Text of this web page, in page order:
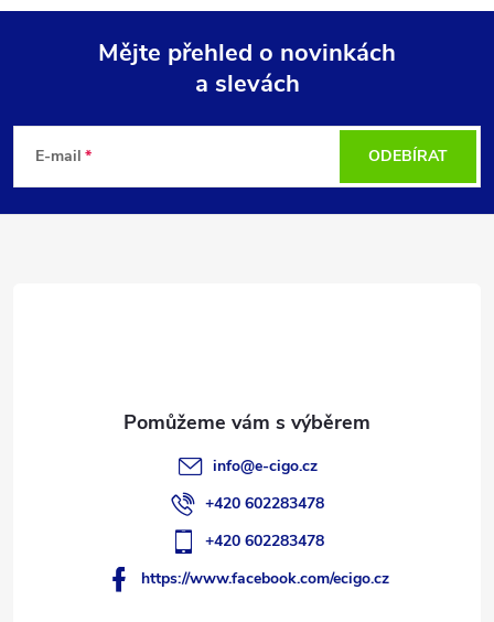
p
Mějte přehled o novinkách
a slevách
E-mail ODEBÍRAT
info@e-cigo.cz
+420 602283478
+420 602283478
https://www.facebook.com/ecigo.cz